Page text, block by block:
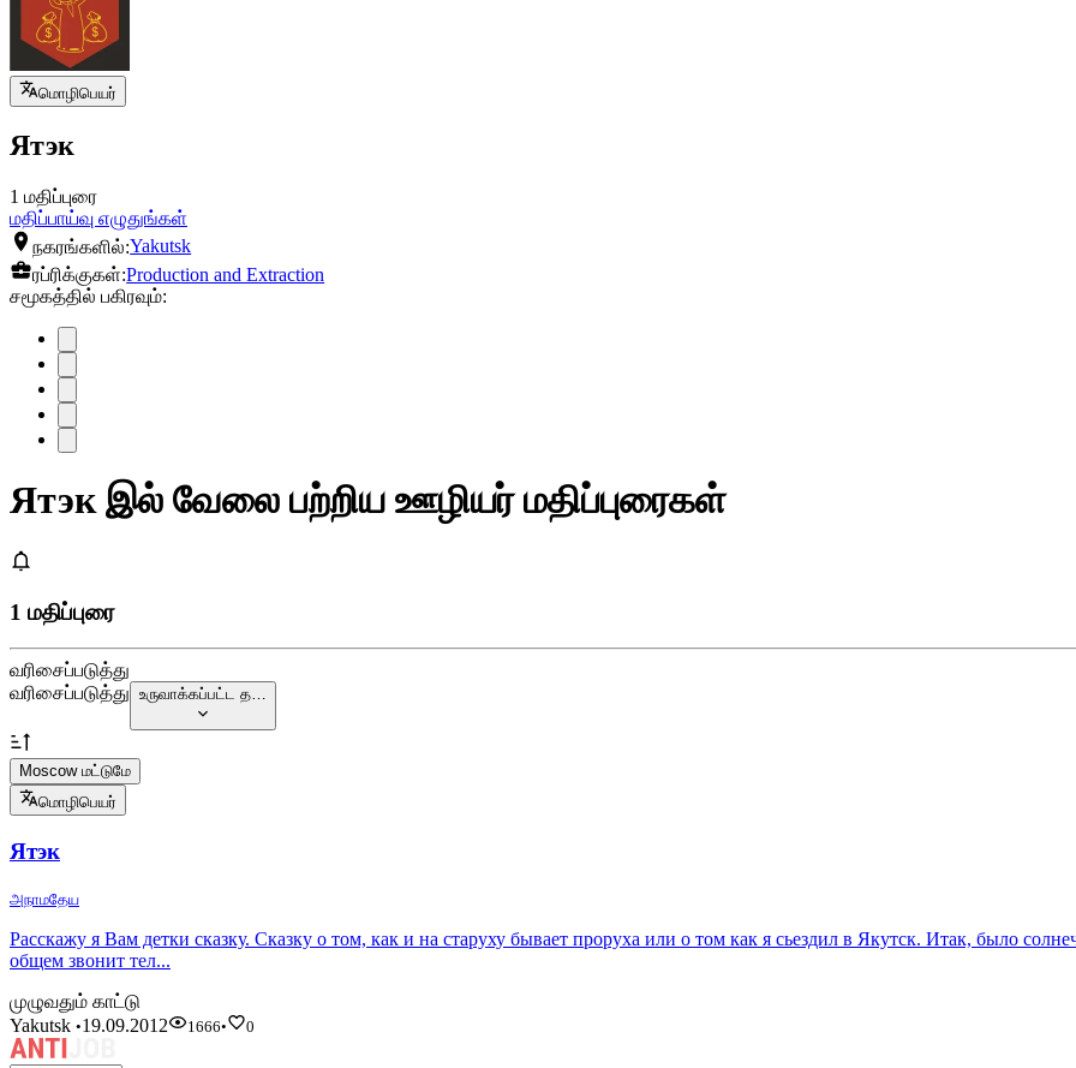
மொழிபெயர்
Ятэк
1 மதிப்புரை
மதிப்பாய்வு எழுதுங்கள்
நகரங்களில்:Yakutsk
ரப்ரிக்குகள்:Production and Extraction
சமூகத்தில் பகிரவும்:
Ятэк இல் வேலை பற்றிய ஊழியர் மதிப்புரைகள்
1 மதிப்புரை
வரிசைப்படுத்து
வரிசைப்படுத்து உருவாக்கப்பட்ட த…
Moscow மட்டுமே
மொழிபெயர்
Ятэк
அநாமதேய
Расскажу я Вам детки сказку. Сказку о том, как и на старуху бывает проруха или о том как я сьездил в Якутск. Итак, было
общем звонит тел...
முழுவதும் காட்டு
Yakutsk •19.09.2012 1666• 0